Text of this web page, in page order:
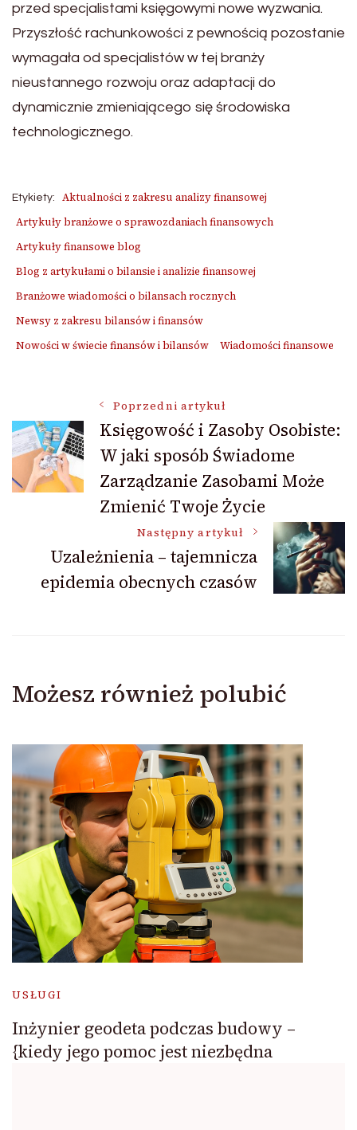
przed specjalistami księgowymi nowe wyzwania.
Przyszłość rachunkowości z pewnością pozostanie
wymagała od specjalistów w tej branży
nieustannego rozwoju oraz adaptacji do
dynamicznie zmieniającego się środowiska
technologicznego.
Etykiety:
Aktualności z zakresu analizy finansowej
Artykuły branżowe o sprawozdaniach finansowych
Artykuły finansowe blog
Blog z artykułami o bilansie i analizie finansowej
Branżowe wiadomości o bilansach rocznych
Newsy z zakresu bilansów i finansów
Nowości w świecie finansów i bilansów
Wiadomości finansowe
Nawigacja
wpisu
Poprzedni artykuł
Księgowość i Zasoby Osobiste:
W jaki sposób Świadome
Zarządzanie Zasobami Może
Zmienić Twoje Życie
Następny artykuł
Uzależnienia – tajemnicza
epidemia obecnych czasów
Możesz również polubić
USŁUGI
Inżynier geodeta podczas budowy –
{kiedy jego pomoc jest niezbędna